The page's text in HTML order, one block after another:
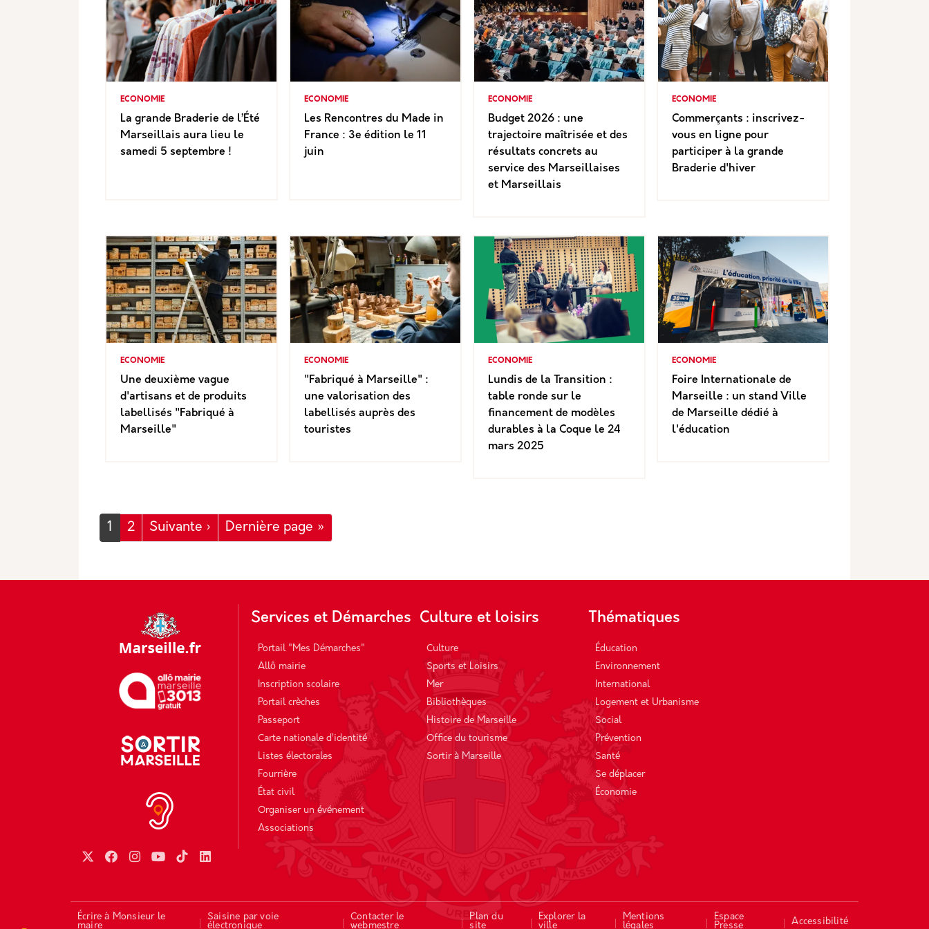
ECONOMIE
La grande Braderie de l’Été
Marseillais aura lieu le
samedi 5 septembre !
ECONOMIE
Les Rencontres du Made in
France : 3e édition le 11
juin
ECONOMIE
Budget 2026 : une
trajectoire maîtrisée et des
résultats concrets au
service des Marseillaises
et Marseillais
ECONOMIE
Commerçants : inscrivez-
vous en ligne pour
participer à la grande
Braderie d'hiver
ECONOMIE
Une deuxième vague
d'artisans et de produits
labellisés "Fabriqué à
Marseille"
ECONOMIE
"Fabriqué à Marseille" :
une valorisation des
labellisés auprès des
touristes
ECONOMIE
Lundis de la Transition :
table ronde sur le
financement de modèles
durables à la Coque le 24
mars 2025
ECONOMIE
Foire Internationale de
Marseille : un stand Ville
de Marseille dédié à
l'éducation
Pagination
1 2 Suivante › Page suivante
Dernière page »
Services et Démarches
Portail "Mes Démarches"
Allô mairie
Inscription scolaire
Portail crèches
Passeport
Carte nationale d’identité
Listes électorales
Fourrière
État civil
Organiser un événement
Associations
Culture et loisirs
Culture
Sports et Loisirs
Mer
Bibliothèques
Histoire de Marseille
Office du tourisme
Sortir à Marseille
Thématiques
Éducation
Environnement
International
Logement et Urbanisme
Social
Prévention
Santé
Se déplacer
Économie
Écrire à Monsieur le
maire
Saisine par voie
électronique
Contacter le
webmestre
Plan du
site
Explorer la
ville
Mentions
légales
Espace
Presse
Accessibilité